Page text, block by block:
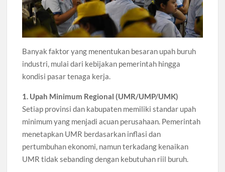
Banyak faktor yang menentukan besaran upah buruh
industri, mulai dari kebijakan pemerintah hingga
kondisi pasar tenaga kerja.
1. Upah Minimum Regional (UMR/UMP/UMK)
Setiap provinsi dan kabupaten memiliki standar upah
minimum yang menjadi acuan perusahaan. Pemerintah
menetapkan UMR berdasarkan inflasi dan
pertumbuhan ekonomi, namun terkadang kenaikan
UMR tidak sebanding dengan kebutuhan riil buruh.